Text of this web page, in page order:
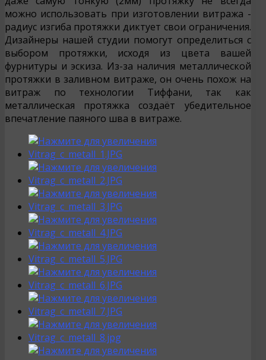
можно использовать при изготовлении витража -
радиус изгиба протяжки диктует свои ограничения.
Дизайнеры нашей студии помогут определиться с
выбором протяжки, исходя из цвета вашей
фурнитуры и эскиза. Из-за наличия металлической
протяжки в заливном витраже, он очень похож на
витраж по технологии Тиффани, так как
металлическая протяжка создаёт убедительное
впечатление паяного шва в витраже.